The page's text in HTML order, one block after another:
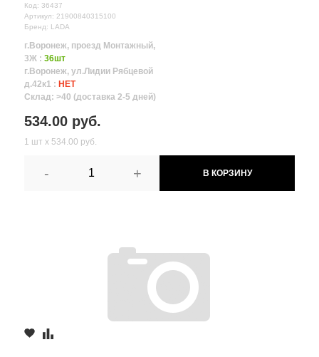
Код: 36437
Артикул: 21900840315100
Бренд: LADA
г.Воронеж, проезд Монтажный,
3Ж : 36шт
г.Воронеж, ул.Лидии Рябцевой
д.42к1 : НЕТ
Склад: >40 (доставка 2-5 дней)
534.00 руб.
1 шт х 534.00 руб.
- + В КОРЗИНУ